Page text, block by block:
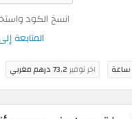
انسخ الكود
المتابعة
اخر توفير73.2 درهم مغربي